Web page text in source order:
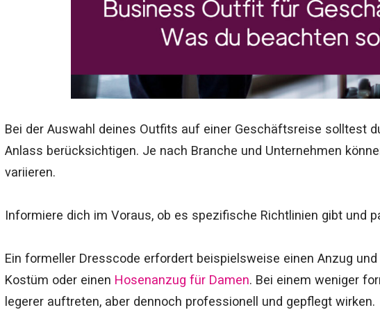
Bei der Auswahl deines Outfits auf einer Geschäftsreise solltest
Anlass berücksichtigen. Je nach Branche und Unternehmen
variieren.
Informiere dich im Voraus, ob es spezifische Richtlinien gibt und
Ein formeller Dresscode erfordert beispielsweise einen Anzug
Kostüm oder einen Hosenanzug für Damen. Bei einem weniger
legerer auftreten, aber dennoch professionell und gepflegt wirken.